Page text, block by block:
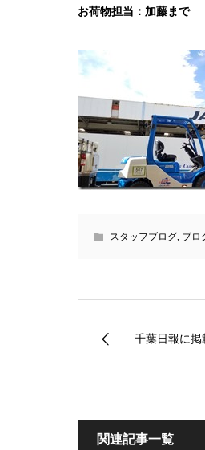
お荷物担当：加藤まで
スタッフブログ, ブロ
千葉日報に掲
関連記事一覧